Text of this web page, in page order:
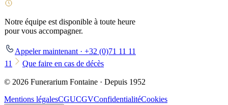
Notre équipe est disponible à toute heure
pour vous accompagner.
Appeler maintenant · +32 (0)71 11 11
11
Que faire en cas de décès
© 2026 Funerarium Fontaine · Depuis 1952
Mentions légalesCGUCGVConfidentialitéCookies